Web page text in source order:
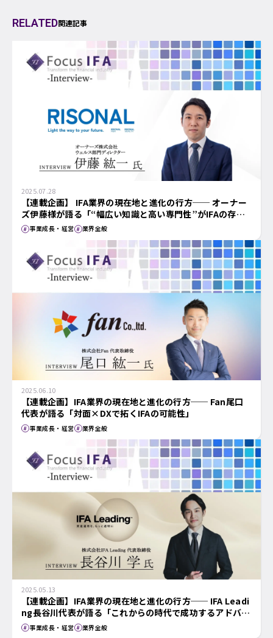
RELATED関連記事
2025.07.28
【連載企画】 IFA業界の現在地と進化の行方── オーナー
ズ伊藤様が語る「“幅広い知識と高い専門性”がIFAの存在
価値を高める」
事業成長・経営 業界全般
2025.06.10
【連載企画】IFA業界の現在地と進化の行方── Fan尾口
代表が語る「対面×DXで拓くIFAの可能性」
事業成長・経営 業界全般
2025.05.13
【連載企画】IFA業界の現在地と進化の行方── IFA Leadi
ng長谷川代表が語る「これからの時代で成功するアドバイ
ザーのかたち」
事業成長・経営 業界全般